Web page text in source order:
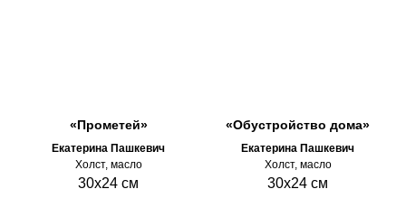
«Прометей»
Екатерина Пашкевич
Холст, масло
30х24 см
«Обустройство дома»
Екатерина Пашкевич
Холст, масло
30х24 см